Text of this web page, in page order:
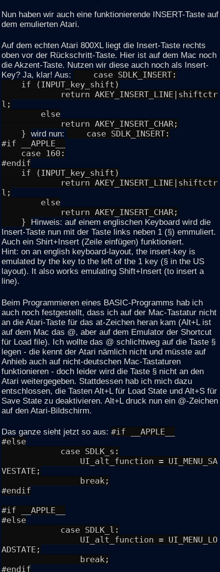
Nun haben wir auch eine funktionierende INSERT-Taste auf
dem emulierten Atari.
Auf dem echten Atari 800XL liegt die Insert-Taste rechts
oben vor der Rückschritt-Taste. Hier ist auf dem Mac noch
die Akzent-Taste. Nutzen wir diese auch noch als Insert-
Key? Ja, klar! Aus: case SDLK_INSERT:
if (INPUT_key_shift)
return AKEY_INSERT_LINE|shiftctr
l;
else
return AKEY_INSERT_CHAR;
}wird nun: case SDLK_INSERT:
#if __APPLE__
case 160:
#endif
if (INPUT_key_shift)
return AKEY_INSERT_LINE|shiftctr
l;
else
return AKEY_INSERT_CHAR;
}Hinweis: auf einem englischen Keyboard wird die
Insert-Taste nun mit der Taste links neben 1 (§) emmuliert.
Auch ein Shirt+Insert (Zeile einfügen) funktioniert.
Hint: on an english keyboard-layout, the insert-key is
emulated by the key to the left of the 1 key (§ in the US
layout). It also works emulating Shift+Insert (to insert a
line).
Beim Programmieren eines BASIC-Programms hab ich
auch noch festgestellt, dass ich auf der Mac-Tastatur nicht
an die Atari-Taste für das at-Zeichen heran kam (Alt+L ist
auf dem Mac das @, aber auf dem Emulator der Shortcut
für Load file). Ich wollte das @ schlichtweg auf die Taste §
legen - die kennt der Atari nämlich nicht und müsste auf
Anhieb auch auf nicht-deutschen Mac-Tastaturen
funktionieren - doch leider wird die Taste § nicht an den
Atari weitergegeben. Stattdessen hab ich mich dazu
entschlossen, die Tasten Alt+L für Load State und Alt+S für
Save State zu deaktivieren. Alt+L druck nun ein @-Zeichen
auf den Atari-Bildschirm.
Das ganze sieht jetzt so aus: #if __APPLE__
#else
case SDLK_s:
UI_alt_function = UI_MENU_SA
VESTATE;
break;
#endif
#if __APPLE__
#else
case SDLK_l:
UI_alt_function = UI_MENU_LO
ADSTATE;
break;
#endif